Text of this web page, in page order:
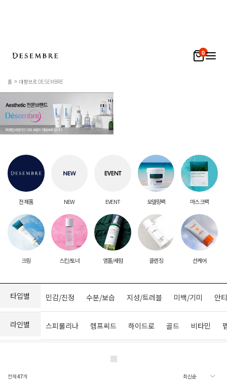
0
홈 데쌍브르 DESEMBRE
전 제품 NEW EVENT 모델링팩 마스크팩
크림 스킨/토너 앰플/세럼 클렌징 선케어
타입별 민감/진정 수분/보습 지성/트러블 미백/기미 안
라인별 스피룰리나 헴프씨드 하이드로 골드 비타민
전체47개